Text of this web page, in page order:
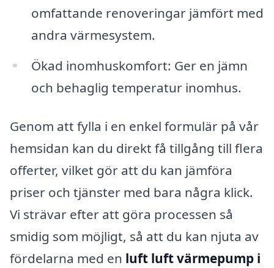
omfattande renoveringar jämfört med
andra värmesystem.
Ökad inomhuskomfort: Ger en jämn
och behaglig temperatur inomhus.
Genom att fylla i en enkel formulär på vår
hemsidan kan du direkt få tillgång till flera
offerter, vilket gör att du kan jämföra
priser och tjänster med bara några klick.
Vi strävar efter att göra processen så
smidig som möjligt, så att du kan njuta av
fördelarna med en luft luft värmepump i